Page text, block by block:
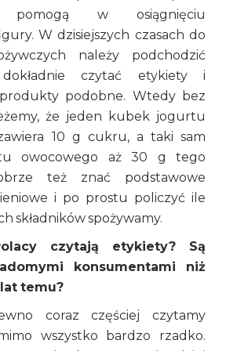
pomogą w osiągnięciu
W dzisiejszych czasach do
należy podchodzić
dokładnie czytać etykiety i
podobne. Wtedy bez
że jeden kubek jogurtu
10 g cukru, a taki sam
owocowego aż 30 g tego
też znać podstawowe
i po prostu policzyć ile
składników spożywamy.
czytają etykiety? Są
konsumentami niż
temu?
coraz częściej czytamy
wszystko bardzo rzadko.